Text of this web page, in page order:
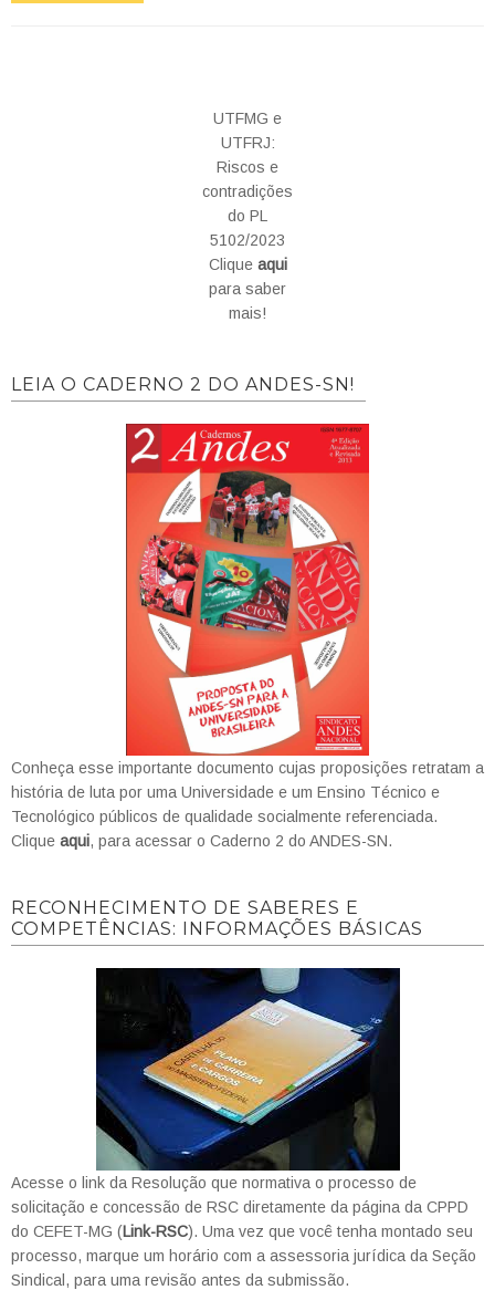
UTFMG e
UTFRJ:
Riscos e
contradições
do PL
5102/2023
Clique aqui
para saber
mais!
LEIA O CADERNO 2 DO ANDES-SN!
Conheça esse importante documento cujas proposições retratam a
história de luta por uma Universidade e um Ensino Técnico e
Tecnológico públicos de qualidade socialmente referenciada.
Clique aqui, para acessar o Caderno 2 do ANDES-SN.
RECONHECIMENTO DE SABERES E
COMPETÊNCIAS: INFORMAÇÕES BÁSICAS
Acesse o link da Resolução que normativa o processo de
solicitação e concessão de RSC diretamente da página da CPPD
do CEFET-MG (Link-RSC). Uma vez que você tenha montado seu
processo, marque um horário com a assessoria jurídica da Seção
Sindical, para uma revisão antes da submissão.